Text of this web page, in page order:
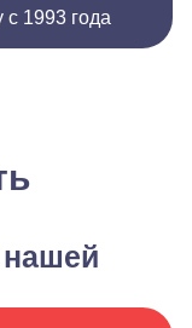
1993 года
нашей